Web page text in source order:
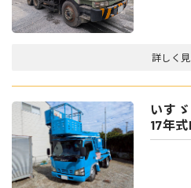
詳しく
いす
17年